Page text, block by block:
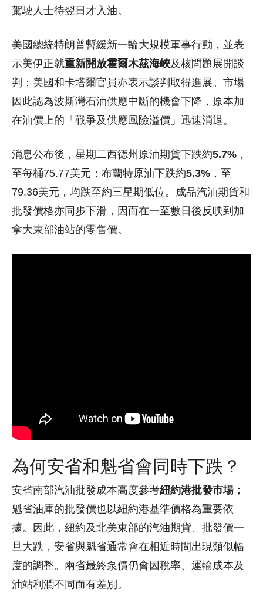
駕駛人士待翌日才入油。
美國總統特朗普暫緩新一輪大規模軍事行動，並表
示美伊正就重新開放霍爾木茲海峽及核問題展開談
判；美國和卡塔爾官員亦表示談判取得進展。市場
因此認為波斯灣石油供應中斷的機會下降，原本加
在油價上的「戰爭及供應風險溢價」迅速消退。
消息公布後，星期二西德州原油期貨下跌約5.7% ，
至每桶75.77美元；布蘭特原油下跌約5.3% ，至
79.36美元，均跌至約三星期低位。成品汽油期貨和
批發價格亦同步下滑，因而在一至數日後反映到加
拿大東部油站的零售價。
為何安省和魁省會同時下跌？
安省南部汽油批發成本高度參考紐約港批發市場；
魁省油庫的批發價也以紐約港基準價格為重要依
據。因此，紐約及北美東部的汽油期貨、批發價一
旦大跌，安省與魁省通常會在相近時間出現類似幅
度的調整。兩省最終泵價仍會因稅率、運輸成本及
油站利潤不同而有差別。